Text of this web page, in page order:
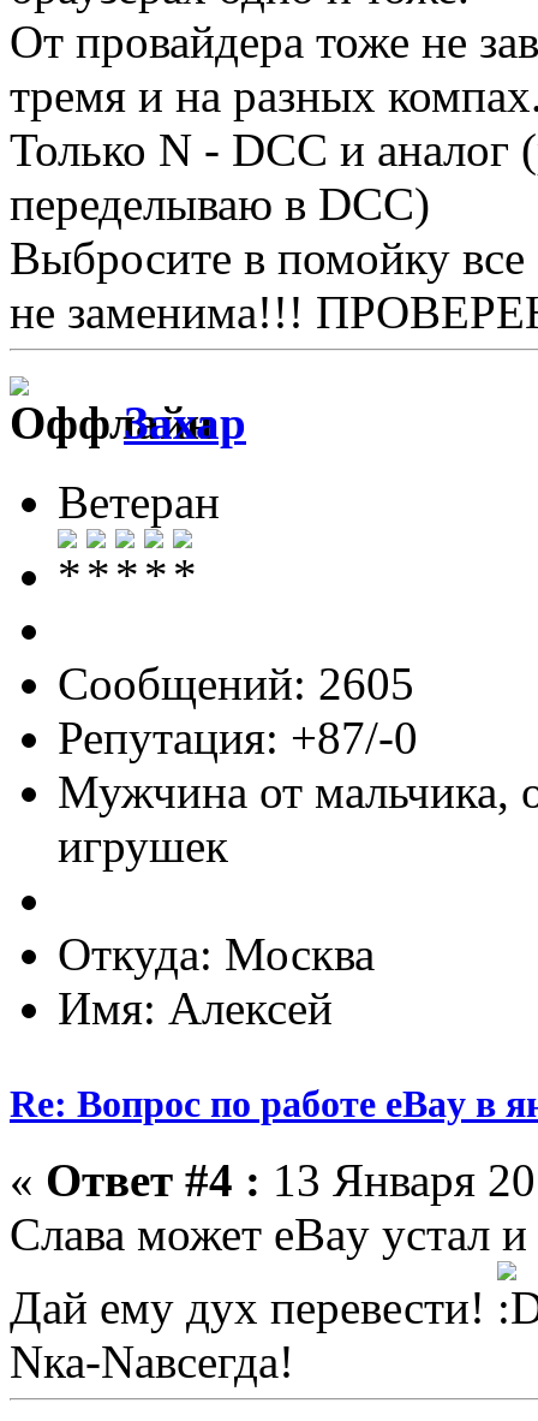
От провайдера тоже не
тремя и на разных
Только N - DCC и аналог
переделываю в DCC)
Выбросите в помойку
не заменима!!!
Захар
Ветеран
Сообщений: 2605
Репутация: +87/-0
Мужчина от мальчика,
игрушек
Откуда: Москва
Имя: Алексей
Re: Вопрос по работе eBay в
« Ответ #4 : 13 Января
Слава может eBay устал
Дай ему дух перевести!
Nка-Nавсегда!